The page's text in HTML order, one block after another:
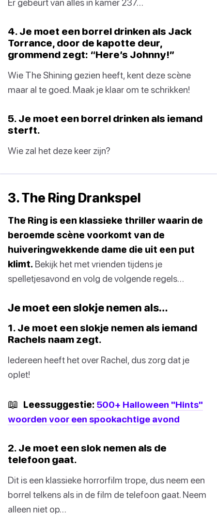
4. Je moet een borrel drinken als Jack
Torrance, door de kapotte deur,
grommend zegt: “Here’s Johnny!”
Wie The Shining gezien heeft, kent deze scène
maar al te goed. Maak je klaar om te schrikken!
5. Je moet een borrel drinken als iemand
sterft.
Wie zal het deze keer zijn?
3. The Ring Drankspel
The Ring is een klassieke thriller waarin de
beroemde scène voorkomt van de
huiveringwekkende dame die uit een put
klimt. Bekijk het met vrienden tijdens je
spelletjesavond en volg de volgende regels…
Je moet een slokje nemen als…
1. Je moet een slokje nemen als iemand
Rachels naam zegt.
Iedereen heeft het over Rachel, dus zorg dat je
oplet!
📖 Leessuggestie: 500+ Halloween "Hints"
woorden voor een spookachtige avond
2. Je moet een slok nemen als de
telefoon gaat.
Dit is een klassieke horrorfilm trope, dus neem een
borrel telkens als in de film de telefoon gaat. Neem
alleen niet op…